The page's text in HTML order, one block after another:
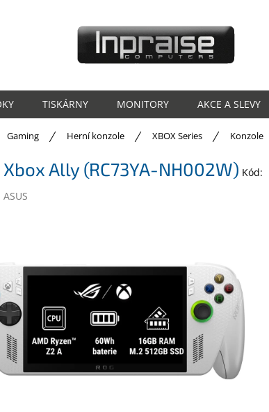
TISKÁRNY MONITORY AKCE A SLEVY
Gaming Herní konzole XBOX Series Konzole
Xbox Ally (RC73YA-NH002W) Kód:
ASUS